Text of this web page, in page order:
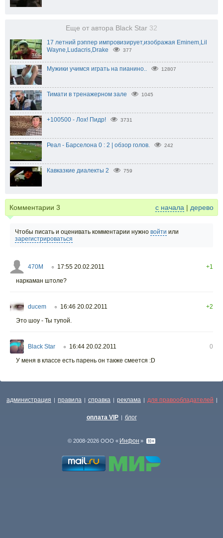
Еще от автора Black Star 32
17 летний рэппер импровизирует,изображая Eminem,Lil
Wayne,Ludacris,Drake
377
Мужики учимся играть на пианино.. 12807
Тимати в тренажерном зале 1045
+100500 - Лох! Пидр! 3731
Реал - Барселона 0 : 2 | обзор голов. 242
Кавказкие диалекты 2 759
Комментарии 3 с начала | дерево
Чтобы писать и оценивать комментарии нужно войти или
зарегистрироваться
470M ○ 17:55 20.02.2011
+1
наркаман штоле?
ducem ○ 16:46 20.02.2011
+2
Это шоу - Ты тупой.
Black Star ○ 16:44 20.02.2011
0
У меня в классе есть парень он также смеется :D
администрация | правила | справка | реклама | для правообладателей |
оплата VIP | блог
© 2008-2026 ООО « Инфон »